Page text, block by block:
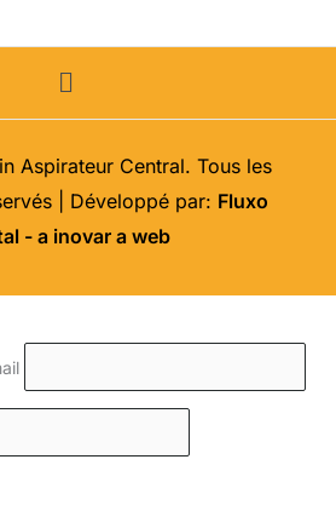
Menu
Aspirateur Central. Tous les
| Développé par: Fluxo
- a inovar a web